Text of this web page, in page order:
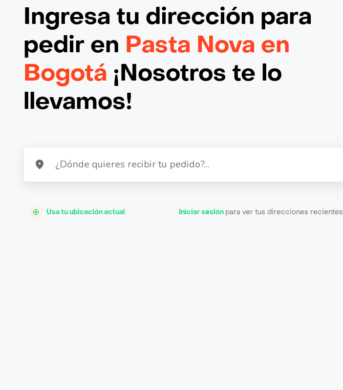
Ingresa tu dirección para
pedir en Pasta Nova en
Bogotá ¡Nosotros te lo
llevamos!
Usa tu ubicación actual Iniciar sesión para ver tus direcciones recientes